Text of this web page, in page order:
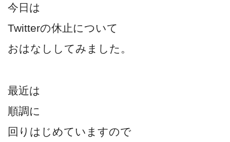
今日は
Twitterの休止について
おはなししてみました。
最近は
順調に
回りはじめていますので